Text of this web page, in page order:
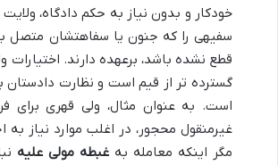
خودکار و بدون نیاز به حکم دادگاه،
سفیهی را که جنون یا سفاهتشان متصل
قطع نشده باشد، برعهده دارند. اختیارات
گسترده تر از قیم است و نظارت دادستان
است. به عنوان مثال، ولی قهری برای
غیرمنقول محجور، در اغلب موارد نیاز به
مگر اینکه معامله به غبطه مولی علیه